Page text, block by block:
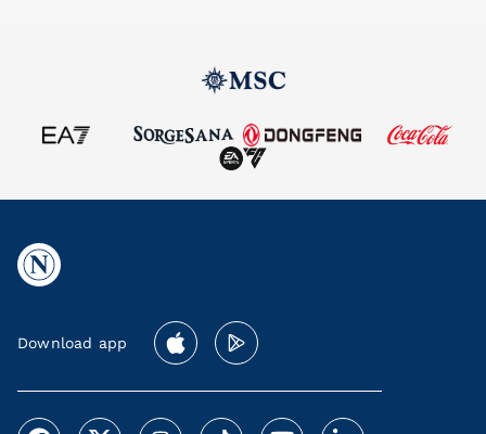
Download app